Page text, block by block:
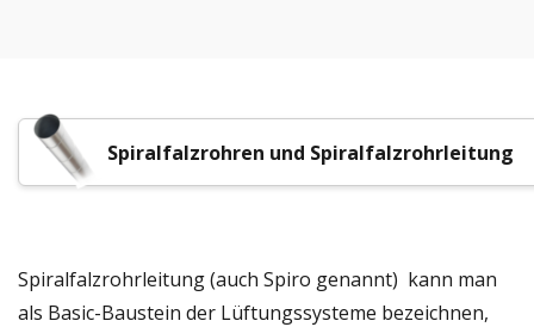
Spiralfalzrohren und Spiralfalzrohrleitung
Spiralfalzrohrleitung (auch Spiro genannt) kann man
als Basic-Baustein der Lüftungssysteme bezeichnen,